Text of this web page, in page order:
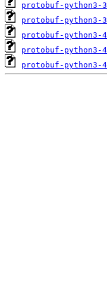
protobuf-python3-
protobuf-python3-
protobuf-python3-
protobuf-python3-
protobuf-python3-